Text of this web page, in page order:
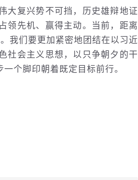
复兴势不可挡，历史雄辩地证
领先机、赢得主动。当前，距离
我们要更加紧密地团结在以习近
社会主义思想，以只争朝夕的干
个脚印朝着既定目标前行。